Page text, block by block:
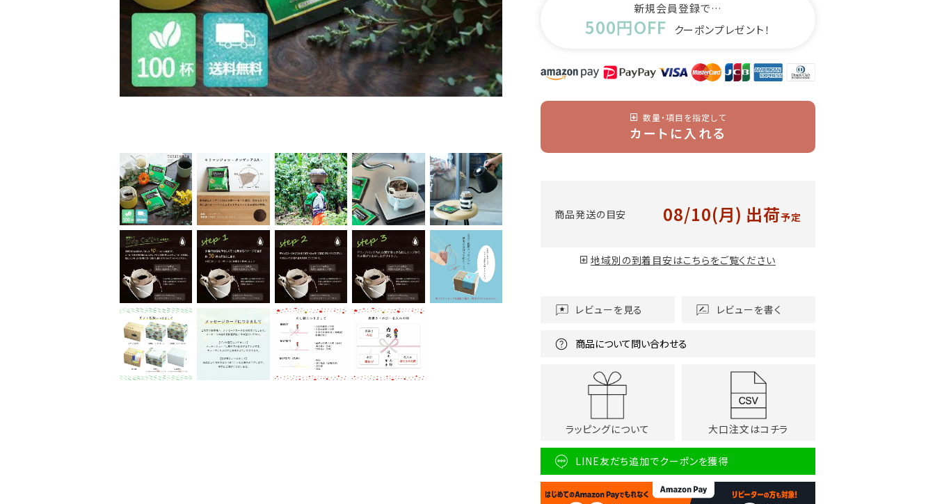
新規会員登録で…
500円OFF クーポンプレゼント！
数量・項目を指定して
カートに入れる
商品発送の目安 08/10(月) 出荷予定
地域別の到着目安はこちらをご覧ください
レビューを見る レビューを書く
商品について問い合わせる
ラッピングについて 大口注文はコチラ
LINE友だち追加でクーポンを獲得